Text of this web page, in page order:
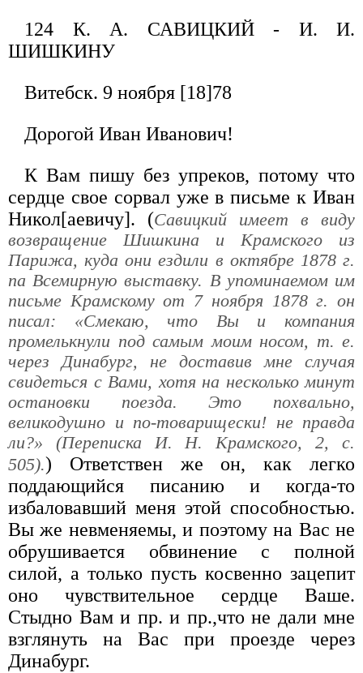
124 К. А. САВИЦКИЙ - И. И.
ШИШКИНУ
Витебск. 9 ноября [18]78
Дорогой Иван Иванович!
К Вам пишу без упреков, потому что
сердце свое сорвал уже в письме к Иван
Никол[аевичу]. (Савицкий имеет в виду
возвращение Шишкина и Крамского из
Парижа, куда они ездили в октябре 1878 г.
па Всемирную выставку. В упоминаемом им
письме Крамскому от 7 ноября 1878 г. он
писал: «Смекаю, что Вы и компания
промелькнули под самым моим носом, т. е.
через Динабург, не доставив мне случая
свидеться с Вами, хотя на несколько минут
остановки поезда. Это похвально,
великодушно и по-товарищески! не правда
ли?» (Переписка И. Н. Крамского, 2, с.
505).) Ответствен же он, как легко
поддающийся писанию и когда-то
избаловавший меня этой способностью.
Вы же невменяемы, и поэтому на Вас не
обрушивается обвинение с полной
силой, а только пусть косвенно зацепит
оно чувствительное сердце Ваше.
Стыдно Вам и пр. и пр.,что не дали мне
взглянуть на Вас при проезде через
Динабург.